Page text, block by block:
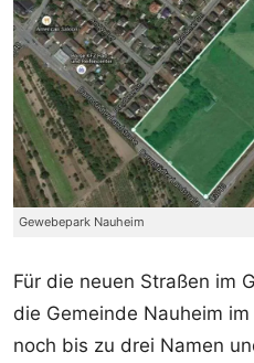
Gewebepark Nauheim
Für die neuen Straßen im
die Gemeinde Nauheim
noch bis zu drei Namen